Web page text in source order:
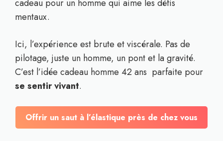
cadeau pour un homme qui aime les défis
mentaux.
Ici, l’expérience est brute et viscérale. Pas de
pilotage, juste un homme, un pont et la gravité.
C’est l’idée cadeau homme 42 ans parfaite pour
se sentir vivant.
Offrir un saut à l’élastique près de chez vous